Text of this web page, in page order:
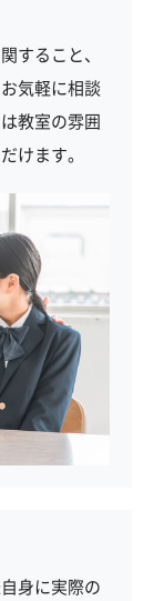
すること、
気軽に相談
教室の雰囲
けます。
身に実際の